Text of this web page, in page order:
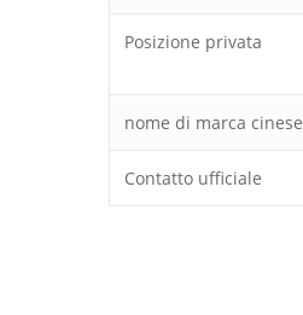
Posizione privata
nome di marca cinese
Contatto ufficiale